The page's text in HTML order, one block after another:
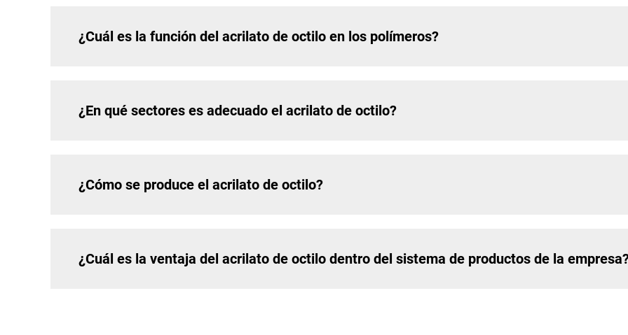
¿Cuál es la función del acrilato de octilo en los polímeros?
¿En qué sectores es adecuado el acrilato de octilo?
¿Cómo se produce el acrilato de octilo?
¿Cuál es la ventaja del acrilato de octilo dentro del sistema de productos de la